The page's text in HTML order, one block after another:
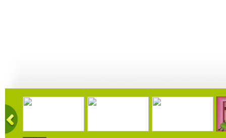
21:58 01:43 02:58